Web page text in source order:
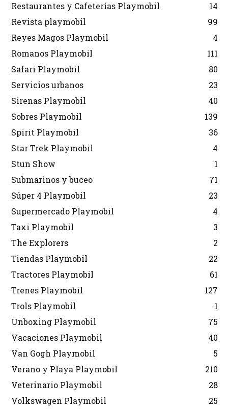
Restaurantes y Cafeterías Playmobil
14
Revista playmobil
99
Reyes Magos Playmobil
4
Romanos Playmobil
111
Safari Playmobil
80
Servicios urbanos
23
Sirenas Playmobil
40
Sobres Playmobil
139
Spirit Playmobil
36
Star Trek Playmobil
4
Stun Show
1
Submarinos y buceo
71
Súper 4 Playmobil
23
Supermercado Playmobil
4
Taxi Playmobil
3
The Explorers
2
Tiendas Playmobil
22
Tractores Playmobil
61
Trenes Playmobil
127
Trols Playmobil
1
Unboxing Playmobil
75
Vacaciones Playmobil
40
Van Gogh Playmobil
5
Verano y Playa Playmobil
210
Veterinario Playmobil
28
Volkswagen Playmobil
25